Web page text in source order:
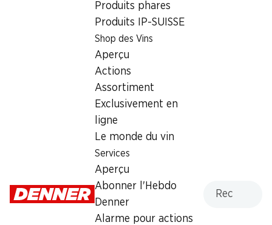
Produits phares
Produits IP-SUISSE
Shop des Vins
Aperçu
Actions
Assortiment
Exclusivement en
ligne
Le monde du vin
Services
Aperçu
Abonner l'Hebdo
Denner
Alarme pour actions
Voir l’itinéraire
Heures d'ouverture
Jeudi